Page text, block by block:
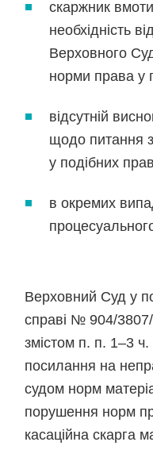
скаржник
необхідність
Верховного
норми права у
відсутній
щодо питання
у подібних
в окремих
Верховний Суд у
справі № 904/
змістом п. п. 1–3
посилання на
судом норм
порушення норм
касаційна скарга